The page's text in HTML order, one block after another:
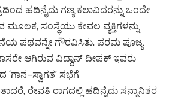
ಹದಿನೈದು ಗಣ್ಯ ಕಲಾವಿದರನ್ನು ಒಂದೇ
ಮೂಲಕ, ಸಂಸ್ಥೆಯು ಕೇವಲ ವ್ಯಕ್ತಿಗಳನ್ನು
ಪಥವನ್ನೇ ಗೌರವಿಸಿತು. ಪರಮ ಪೂಜ್ಯ
ಆಗಿರುವ ವಿದ್ವಾನ್ ದೀಪಕ್ ಇವರು
ಸಭೆಗೆ
ರೇವತಿ ರಾಗದಲ್ಲಿ ಹದಿನೈದು ಸನ್ಮಾನಿತರ